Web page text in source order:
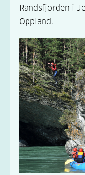
Randsfjorden i
Oppland.